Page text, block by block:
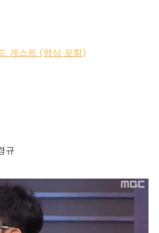
게스트 (영상 포함)
규